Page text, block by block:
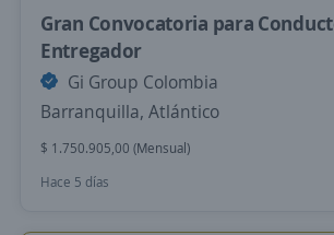
Gran Convocatoria para
Entregador
Gi Group Colombia
Barranquilla, Atlántico
$ 1.750.905,00 (Mensual)
Hace 5 días